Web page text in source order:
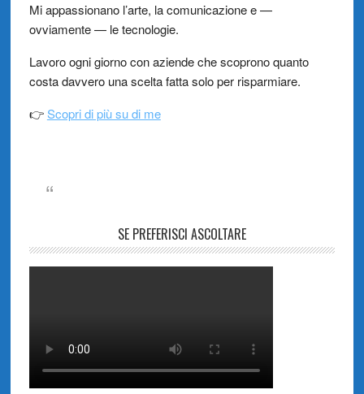
Mi appassionano l’arte, la comunicazione e —
ovviamente — le tecnologie.
Lavoro ogni giorno con aziende che scoprono quanto
costa davvero una scelta fatta solo per risparmiare.
👉Scopri di più su di me
SE PREFERISCI ASCOLTARE